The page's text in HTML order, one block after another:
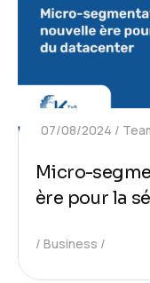
07/08/2024
Micro-
ère pour la
Business